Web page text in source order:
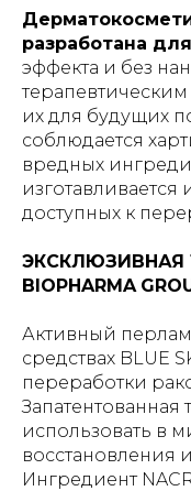
разработана
эффекта и без
их для будущих
соблюдается
вредных
изготавливается
доступных к
ЭКСКЛЮЗИВНАЯ
BIOPHARMA
Активный
средствах BLUE
переработки
Запатентованная
использовать в
восстановления
Ингредиент